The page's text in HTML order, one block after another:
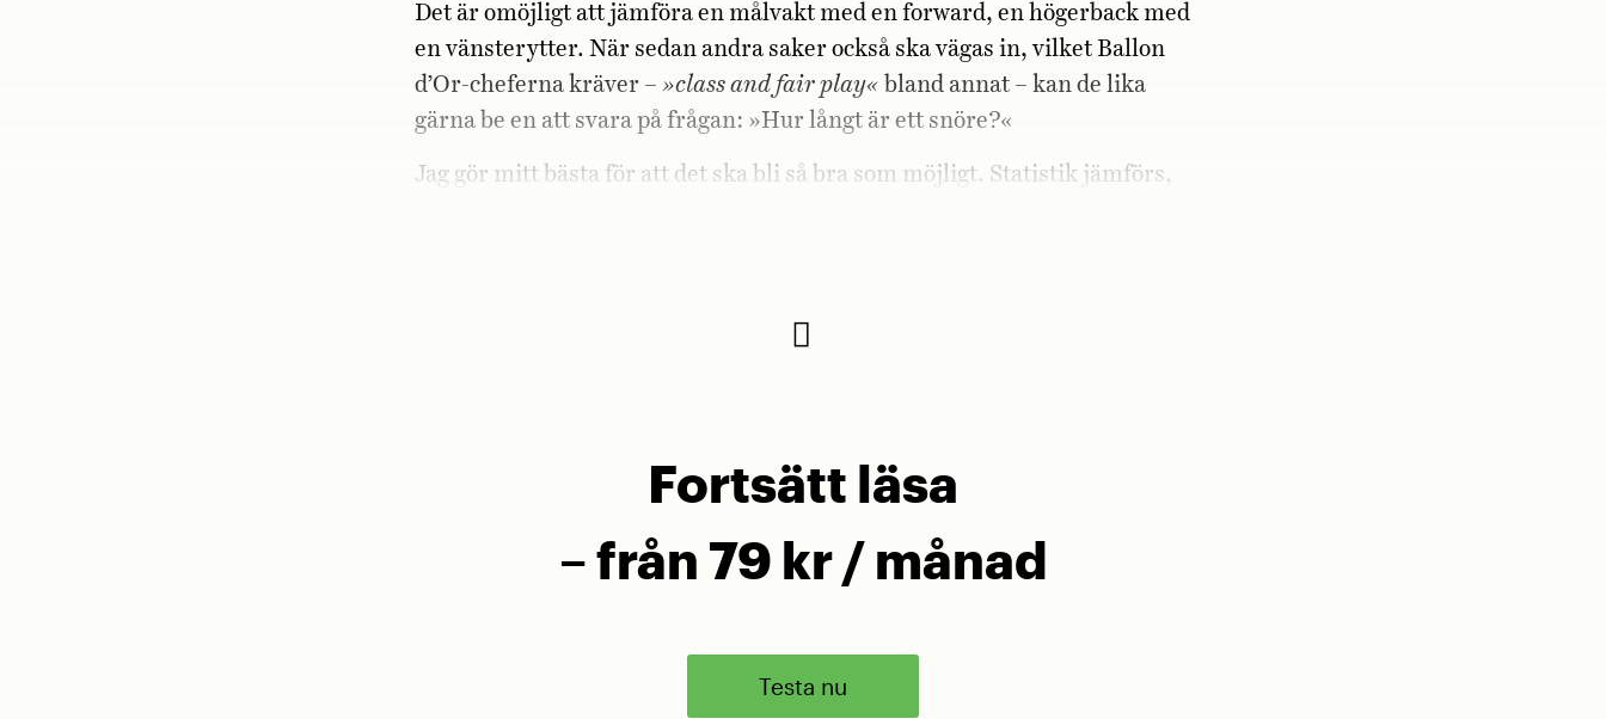
Det är omöjligt att jämföra en målvakt med en forward, en högerback med
en vänsterytter. När sedan andra saker också ska vägas in, vilket Ballon
d’Or-cheferna kräver – »class and fair play« bland annat – kan de lika
gärna be en att svara på frågan: »Hur långt är ett snöre?«
Jag gör mitt bästa för att det ska bli så bra som möjligt. Statistik jämförs,
Fortsätt läsa
– från 79 kr / månad
Testa nu